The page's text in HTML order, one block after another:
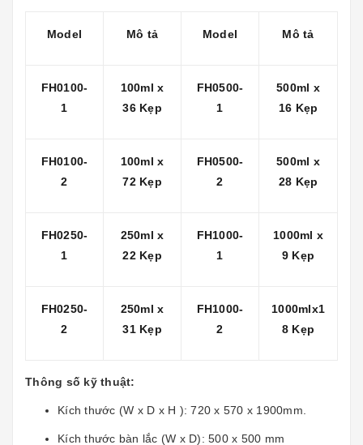
Model Mô tả Model Mô tả
FH0100-
1
100ml x
36 Kẹp
FH0500-
1
500ml x
16 Kẹp
FH0100-
2
100ml x
72 Kẹp
FH0500-
2
500ml x
28 Kẹp
FH0250-
1
250ml x
22 Kẹp
FH1000-
1
1000ml x
9 Kẹp
FH0250-
2
250ml x
31 Kẹp
FH1000-
2
1000mlx1
8 Kẹp
Thông số kỹ thuật:
Kích thước (W x D x H ): 720 x 570 x 1900mm.
Kích thước bàn lắc (W x D): 500 x 500 mm